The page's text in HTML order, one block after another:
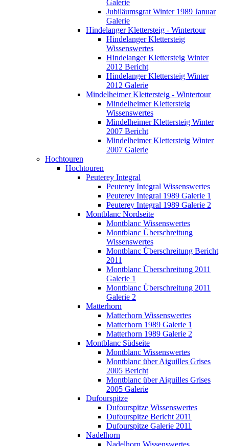
Galerie
Jubiläumsgrat Winter 1989 Januar
Galerie
Hindelanger Klettersteig - Wintertour
Hindelanger Klettersteig
Wissenswertes
Hindelanger Klettersteig Winter
2012 Bericht
Hindelanger Klettersteig Winter
2012 Galerie
Mindelheimer Klettersteig - Wintertour
Mindelheimer Klettersteig
Wissenswertes
Mindelheimer Klettersteig Winter
2007 Bericht
Mindelheimer Klettersteig Winter
2007 Galerie
Hochtouren
Hochtouren
Peuterey Integral
Peuterey Integral Wissenswertes
Peuterey Integral 1989 Galerie 1
Peuterey Integral 1989 Galerie 2
Montblanc Nordseite
Montblanc Wissenswertes
Montblanc Überschreitung
Wissenswertes
Montblanc Überschreitung Bericht
2011
Montblanc Überschreitung 2011
Galerie 1
Montblanc Überschreitung 2011
Galerie 2
Matterhorn
Matterhorn Wissenswertes
Matterhorn 1989 Galerie 1
Matterhorn 1989 Galerie 2
Montblanc Südseite
Montblanc Wissenswertes
Montblanc über Aiguilles Grises
2005 Bericht
Montblanc über Aiguilles Grises
2005 Galerie
Dufourspitze
Dufourspitze Wissenswertes
Dufourspitze Bericht 2011
Dufourspitze Galerie 2011
Nadelhorn